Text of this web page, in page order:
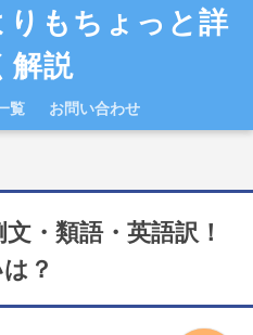
りもちょっと詳
解説
覧 お問い合わせ
・類語・英語訳！
？